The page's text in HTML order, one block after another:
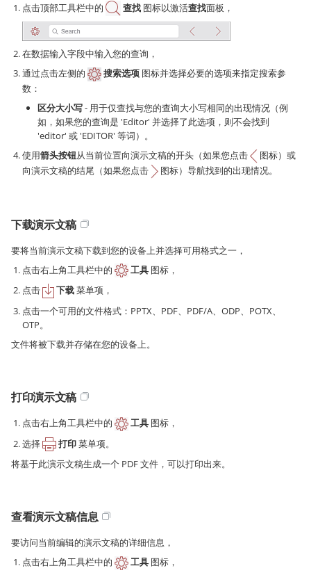
点击顶部工具栏中的 查找 图标以激活查找面板，
在数据输入字段中输入您的查询，
通过点击左侧的
搜索选项 图标并选择必要的选项来指定搜索参
数：
区分大小写- 用于仅查找与您的查询大小写相同的出现情况（例
如，如果您的查询是 'Editor' 并选择了此选项，则不会找到
'editor' 或 'EDITOR' 等词）。
使用箭头按钮从当前位置向演示文稿的开头（如果您点击
图标）或
向演示文稿的结尾（如果您点击
图标）导航找到的出现情况。
下载演示文稿
要将当前演示文稿下载到您的设备上并选择可用格式之一，
点击右上角工具栏中的
工具 图标，
点击
下载菜单项，
点击一个可用的文件格式：PPTX、PDF、PDF/A、ODP、POTX、
OTP。
文件将被下载并存储在您的设备上。
打印演示文稿
点击右上角工具栏中的 工具 图标，
选择
打印菜单项。
将基于此演示文稿生成一个 PDF 文件，可以打印出来。
查看演示文稿信息
要访问当前编辑的演示文稿的详细信息，
点击右上角工具栏中的
工具 图标，